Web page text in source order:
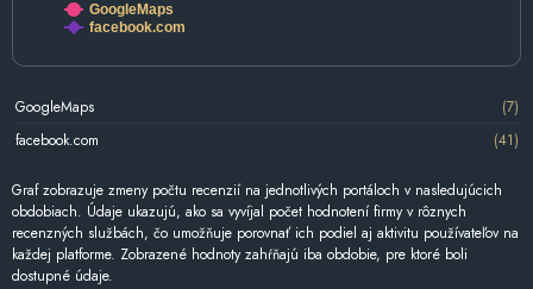
GoogleMaps
facebook.com
GoogleMaps
(7)
facebook.com
(41)
Graf zobrazuje zmeny počtu recenzií na jednotlivých portáloch v nasledujúcich
obdobiach. Údaje ukazujú, ako sa vyvíjal počet hodnotení firmy v rôznych
recenzných službách, čo umožňuje porovnať ich podiel aj aktivitu používateľov na
každej platforme. Zobrazené hodnoty zahŕňajú iba obdobie, pre ktoré boli
dostupné údaje.